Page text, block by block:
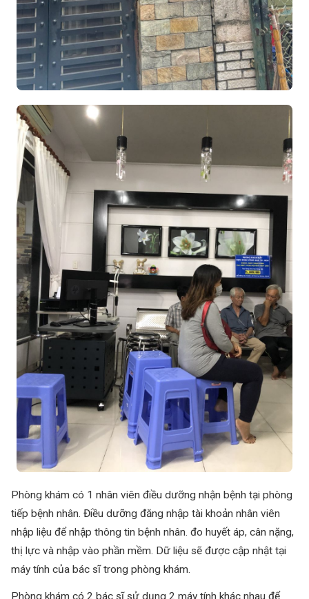
Phòng khám có 1 nhân viên điều dưỡng nhận bệnh tại phòng
tiếp bệnh nhân. Điều dưỡng đăng nhập tài khoản nhân viên
nhập liệu để nhập thông tin bệnh nhân. đo huyết áp, cân nặng,
thị lực và nhập vào phần mềm. Dữ liệu sẽ được cập nhật tại
máy tính của bác sĩ trong phòng khám.
Phòng khám có 2 bác sĩ sử dụng 2 máy tính khác nhau để